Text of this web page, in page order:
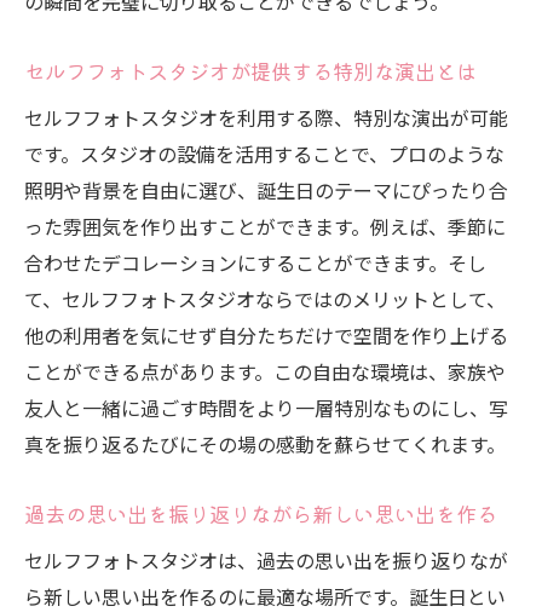
方
セルフフォトスタジオでの後処理技術を学
ぶ
設備を最大限に活用するための準備と心構
え
セルフフォトスタジオで誕生日を感動的な思い
出に変えるヒント
感動的な瞬間を逃さないためのタイミング
の見極め
撮影前に考えておきたい演出アイディア
感動を引き立てるための音楽や演出の取り
ージカードと一緒に
セルフフォトスタジオが提供する特別な演出とは
セルフフォトスタジオを利用する際、特別な演出が可能
です。スタジオの設備を活用することで、プロのような
照明や背景を自由に選び、誕生日のテーマにぴったり合
った雰囲気を作り出すことができます。例えば、季節に
合わせたデコレーションにすることができます。そし
て、セルフフォトスタジオならではのメリットとして、
他の利用者を気にせず自分たちだけで空間を作り上げる
ことができる点があります。この自由な環境は、家族や
友人と一緒に過ごす時間をより一層特別なものにし、写
真を振り返るたびにその場の感動を蘇らせてくれます。
過去の思い出を振り返りながら新しい思い出を作る
セルフフォトスタジオは、過去の思い出を振り返りなが
ら新しい思い出を作るのに最適な場所です。誕生日とい